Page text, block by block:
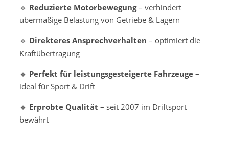
🔹 Reduzierte Motorbewegung– verhindert
übermäßige Belastung von Getriebe & Lagern
🔹 Direkteres Ansprechverhalten – optimiert die
Kraftübertragung
🔹 Perfekt für leistungsgesteigerte Fahrzeuge –
ideal für Sport & Drift
🔹 Erprobte Qualität – seit 2007 im Driftsport
bewährt